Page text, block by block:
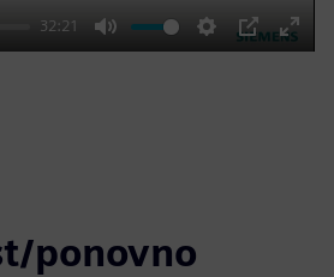
32:21
Mute Settings
PIP
Enter
ponovno